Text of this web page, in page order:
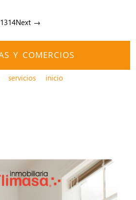
1314Next →
Y COMERCIOS
servicios inicio